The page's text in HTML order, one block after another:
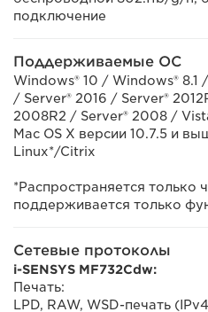
подключение
Поддерживаемые ОС
Windows® 10 / Windows® 8.1
/ Server® 2016 / Server®
2008R2 / Server® 2008 /
Mac OS X версии 10.7.5 и
Linux*/Citrix
*Распространяется только
поддерживается только
Сетевые протоколы
i-SENSYS MF732Cdw:
Печать:
LPD, RAW, WSD-печать